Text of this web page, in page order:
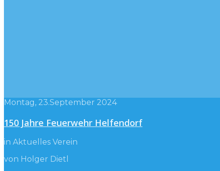
Montag, 23.September 2024
150 Jahre Feuerwehr Helfendorf
in Aktuelles Verein
von Holger Dietl